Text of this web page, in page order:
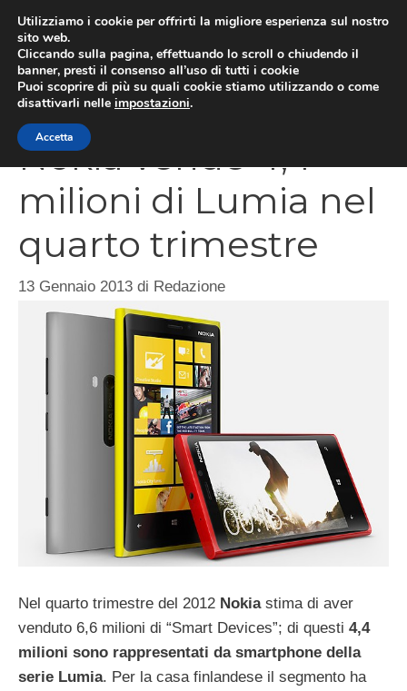
contenuto
Nokia vende 4,4
milioni di Lumia nel
quarto trimestre
13 Gennaio 2013 di Redazione
Nel quarto trimestre del 2012 Nokiastima di aver
venduto 6,6 milioni di “Smart Devices”; di questi 4,4
milioni sono rappresentati da smartphone della
serie Lumia. Per la casa finlandese il segmento ha
Utilizziamo i cookie per offrirti la migliore esperienza sul nostro
sito web.
Cliccando sulla pagina, effettuando lo scroll o chiudendo il
banner, presti il consenso all’uso di tutti i cookie
Puoi scoprire di più su quali cookie stiamo utilizzando o come
disattivarli nelle impostazioni.
Accetta